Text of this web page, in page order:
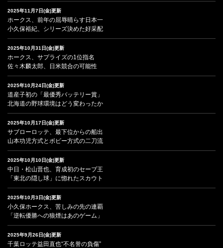
2025年11月7日(金)更新
ホークス、前年の屈辱晴らす日本一
小久保裕紀、シリーズ決めた好采配
2025年10月31日(金)更新
ホークス、サプライズの1位指名
佐々木麟太郎、日米競合の可能性
2025年10月24日(金)更新
道産子初の「最優秀バッテリー賞」
北海道の野球環境はどう変わったか
2025年10月17日(金)更新
サブローロッテ、最下位からの船出
山本功児方式とボビー方式の二刀流
2025年10月10日(金)更新
中日・松山晋也、育成初のセーブ王
「東北の隠し球」に惚れたスカウト
2025年10月3日(金)更新
小久保ホークス、苦しみの先の連覇
「逆転優勝への狼煙はあのゲーム」
2025年9月26日(金)更新
千葉ロッテ益田直也“不名誉の負傷”